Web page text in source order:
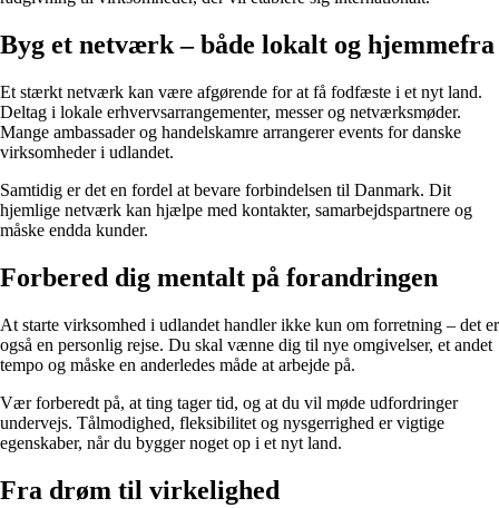
Byg et netværk – både lokalt og hjemmefra
Et stærkt netværk kan være afgørende for at få fodfæste i et nyt land.
Deltag i lokale erhvervsarrangementer, messer og netværksmøder.
Mange ambassader og handelskamre arrangerer events for danske
virksomheder i udlandet.
Samtidig er det en fordel at bevare forbindelsen til Danmark. Dit
hjemlige netværk kan hjælpe med kontakter, samarbejdspartnere og
måske endda kunder.
Forbered dig mentalt på forandringen
At starte virksomhed i udlandet handler ikke kun om forretning – det er
også en personlig rejse. Du skal vænne dig til nye omgivelser, et andet
tempo og måske en anderledes måde at arbejde på.
Vær forberedt på, at ting tager tid, og at du vil møde udfordringer
undervejs. Tålmodighed, fleksibilitet og nysgerrighed er vigtige
egenskaber, når du bygger noget op i et nyt land.
Fra drøm til virkelighed